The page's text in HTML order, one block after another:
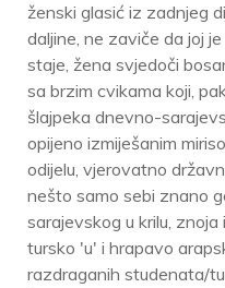
ženski glasić iz zadnjeg
daljine, ne zaviče da joj
staje, žena svjedoči
sa brzim cvikama koji,
šlajpeka dnevno-
opijeno izmiješanim
odijelu, vjerovatno
nešto samo sebi znano
sarajevskog u krilu,
tursko 'u' i hrapavo
razdraganih studenata/